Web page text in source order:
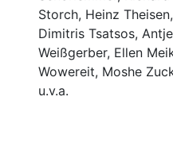
Storch, Heinz
Dimitris Tsatsos,
Weißgerber, Ellen
Wowereit, Moshe
u.v.a.